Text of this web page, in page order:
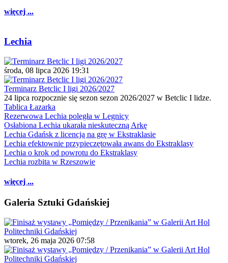
więcej ...
Lechia
środa, 08 lipca 2026 19:31
Terminarz Betclic I ligi 2026/2027
24 lipca rozpocznie się sezon sezon 2026/2027 w Betclic I lidze.
Tablica Łazarka
Rezerwowa Lechia poległa w Legnicy
Osłabiona Lechia ukarała nieskuteczną Arkę
Lechia Gdańsk z licencją na grę w Ekstraklasie
Lechia efektownie przypieczętowała awans do Ekstraklasy
Lechia o krok od powrotu do Ekstraklasy
Lechia rozbita w Rzeszowie
więcej ...
Galeria Sztuki Gdańskiej
wtorek, 26 maja 2026 07:58